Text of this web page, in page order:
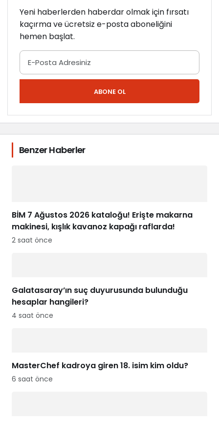
Yeni haberlerden haberdar olmak için fırsatı
kaçırma ve ücretsiz e-posta aboneliğini
hemen başlat.
ABONE OL
Benzer Haberler
BİM 7 Ağustos 2026 kataloğu! Erişte makarna
makinesi, kışlık kavanoz kapağı raflarda!
2 saat önce
Galatasaray’ın suç duyurusunda bulunduğu
hesaplar hangileri?
4 saat önce
MasterChef kadroya giren 18. isim kim oldu?
6 saat önce